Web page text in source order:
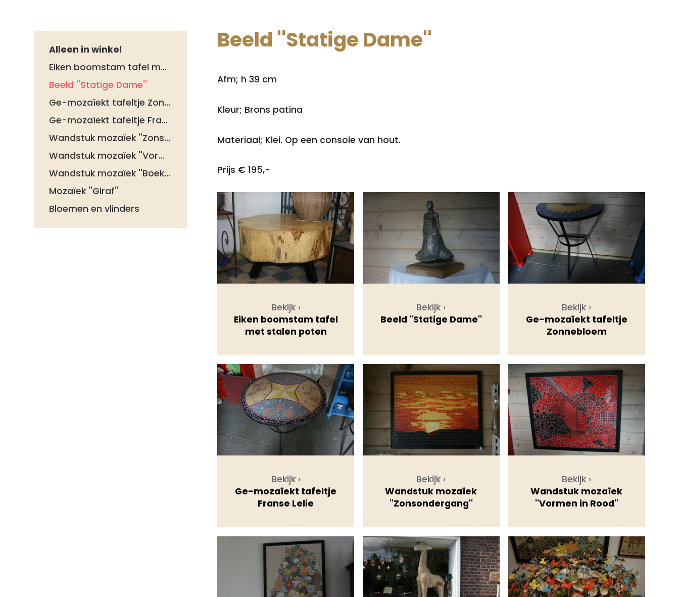
Alleen in winkel
Eiken boomstam tafel met stalen poten
Beeld ''Statige Dame''
Ge-mozaïekt tafeltje Zonnebloem
Ge-mozaïekt tafeltje Franse Lelie
Wandstuk mozaïek ''Zonsondergang''
Wandstuk mozaïek ''Vormen in Rood''
Wandstuk mozaïek ''Boeket''
Mozaïek ''Giraf''
Bloemen en vlinders
Beeld ''Statige Dame''
Afm; h 39 cm
Kleur; Brons patina
Materiaal; Klei. Op een console van hout.
Prijs € 195,-
Bekijk ›
Eiken boomstam tafel
met stalen poten
Bekijk ›
Beeld ''Statige Dame''
Bekijk ›
Ge-mozaïekt tafeltje
Zonnebloem
Bekijk ›
Ge-mozaïekt tafeltje
Franse Lelie
Bekijk ›
Wandstuk mozaïek
''Zonsondergang''
Bekijk ›
Wandstuk mozaïek
''Vormen in Rood''